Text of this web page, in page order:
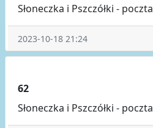
Słoneczka i Pszczółki - poczta
2023-10-18 21:24
62
Słoneczka i Pszczółki - poczta